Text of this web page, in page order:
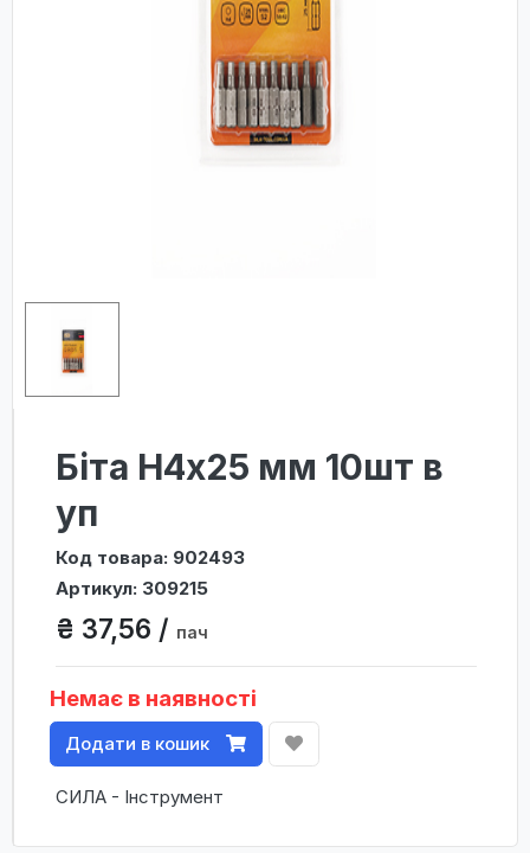
Біта Н4х25 мм 10шт в
уп
Код товара: 902493
Артикул: 309215
₴ 37,56 / пач
Немає в наявності
Додати в кошик
СИЛА - Інструмент